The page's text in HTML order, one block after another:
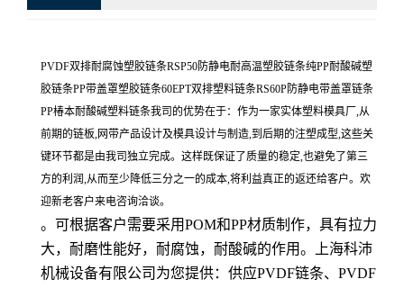
PVDF双排耐腐蚀塑胶链条RSP50防静电耐高温塑胶链条纯PP耐酸碱塑
胶链条PP带盖罩塑胶链条60EPT双排塑料链条RS60P防静电带盖罩链条
PP椿本耐酸碱塑料链条我司的优势在于：作为一家实体塑料模具厂,从
前期的链板,网带产品设计及模具设计与制造,到后期的注塑成型,这些关
键环节都是由我司独立完成。这样既保证了质量的稳定,也避免了第三
方的利润,从而至少降低三分之一的成本,将利益真正的返还给客户。欢
迎新老客户来电咨询洽谈。
。可根据客户需要采用POM和PP材质制作，具有拉力
大，耐磨性能好，耐腐蚀，耐酸碱的作用。上海科沛
机械设备有限公司为您提供：供应PVDF链条、PVDF